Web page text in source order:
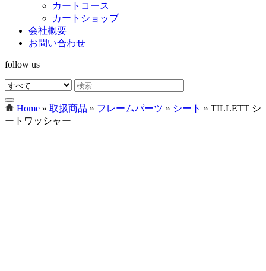
カートコース
カートショップ
会社概要
お問い合わせ
follow us
Home » 取扱商品 » フレームパーツ » シート » TILLETT シ
ートワッシャー